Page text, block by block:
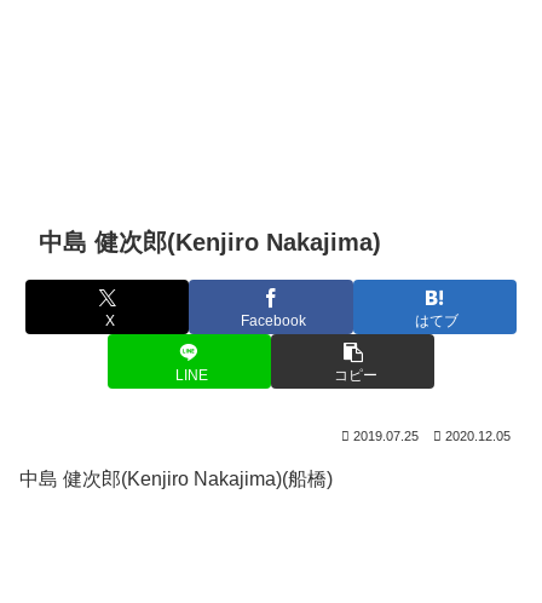
中島 健次郎(Kenjiro Nakajima)
X Facebook はてブ
LINE コピー
2019.07.25 2020.12.05
中島 健次郎(Kenjiro Nakajima)(船橋)